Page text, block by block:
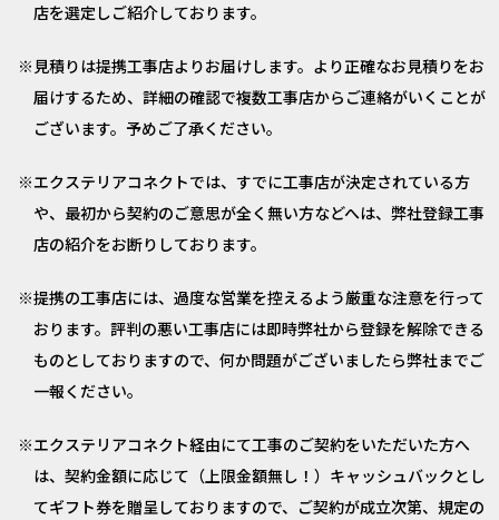
店を選定しご紹介しております。
見積りは提携工事店よりお届けします。より正確なお見積りをお
届けするため、詳細の確認で複数工事店からご連絡がいくことが
ございます。予めご了承ください。
エクステリアコネクトでは、すでに工事店が決定されている方
や、最初から契約のご意思が全く無い方などへは、弊社登録工事
店の紹介をお断りしております。
提携の工事店には、過度な営業を控えるよう厳重な注意を行って
おります。評判の悪い工事店には即時弊社から登録を解除できる
ものとしておりますので、何か問題がございましたら弊社までご
一報ください。
エクステリアコネクト経由にて工事のご契約をいただいた方へ
は、契約金額に応じて（上限金額無し！）キャッシュバックとし
てギフト券を贈呈しておりますので、ご契約が成立次第、規定の